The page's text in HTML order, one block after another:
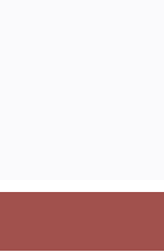
青森市の